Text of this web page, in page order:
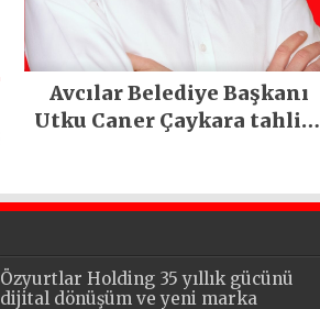
Avcılar Belediye Başkanı
Utku Caner Çaykara tahliye
Özyurtlar Holding 35 yıllık gücünü
dijital dönüşüm ve yeni marka